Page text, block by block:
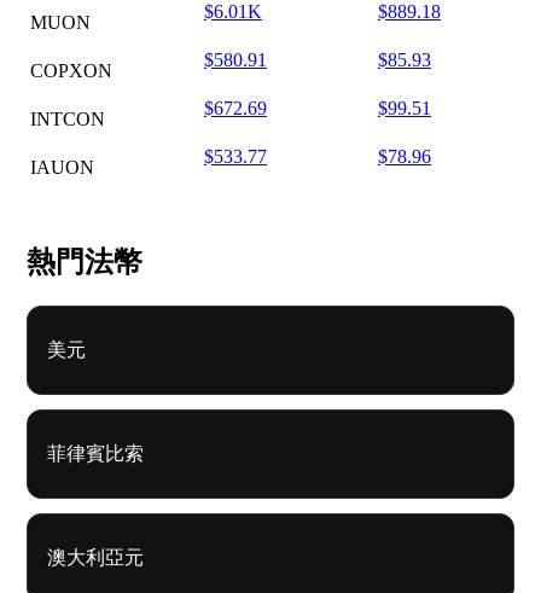
MUON
$6.01K $889.18
COPXON
$580.91 $85.93
INTCON
$672.69 $99.51
IAUON
$533.77 $78.96
熱門法幣
美元
菲律賓比索
澳大利亞元